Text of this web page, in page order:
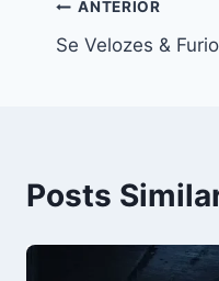
Navegação
de
ANTERIOR
Se Velozes &
Posts